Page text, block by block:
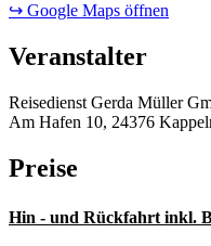
↪ Google Maps öffnen
Veranstalter
Reisedienst Gerda Müller
Am Hafen 10, 24376
Preise
Hin - und Rückfahrt inkl.